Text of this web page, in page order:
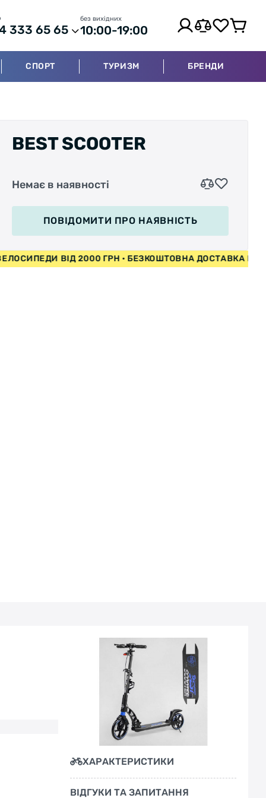
333 65 65
без вихідних
10:00-19:00
СПОРТ ТУРИЗМ БРЕНДИ
BEST SCOOTER
Немає в наявності
ПОВІДОМИТИ ПРО НАЯВНІСТЬ
НА ВЕЛОСИПЕДИ ВІД 2000 ГРН • БЕЗКОШТОВНА
ХАРАКТЕРИСТИКИ
ВІДГУКИ ТА ЗАПИТАННЯ